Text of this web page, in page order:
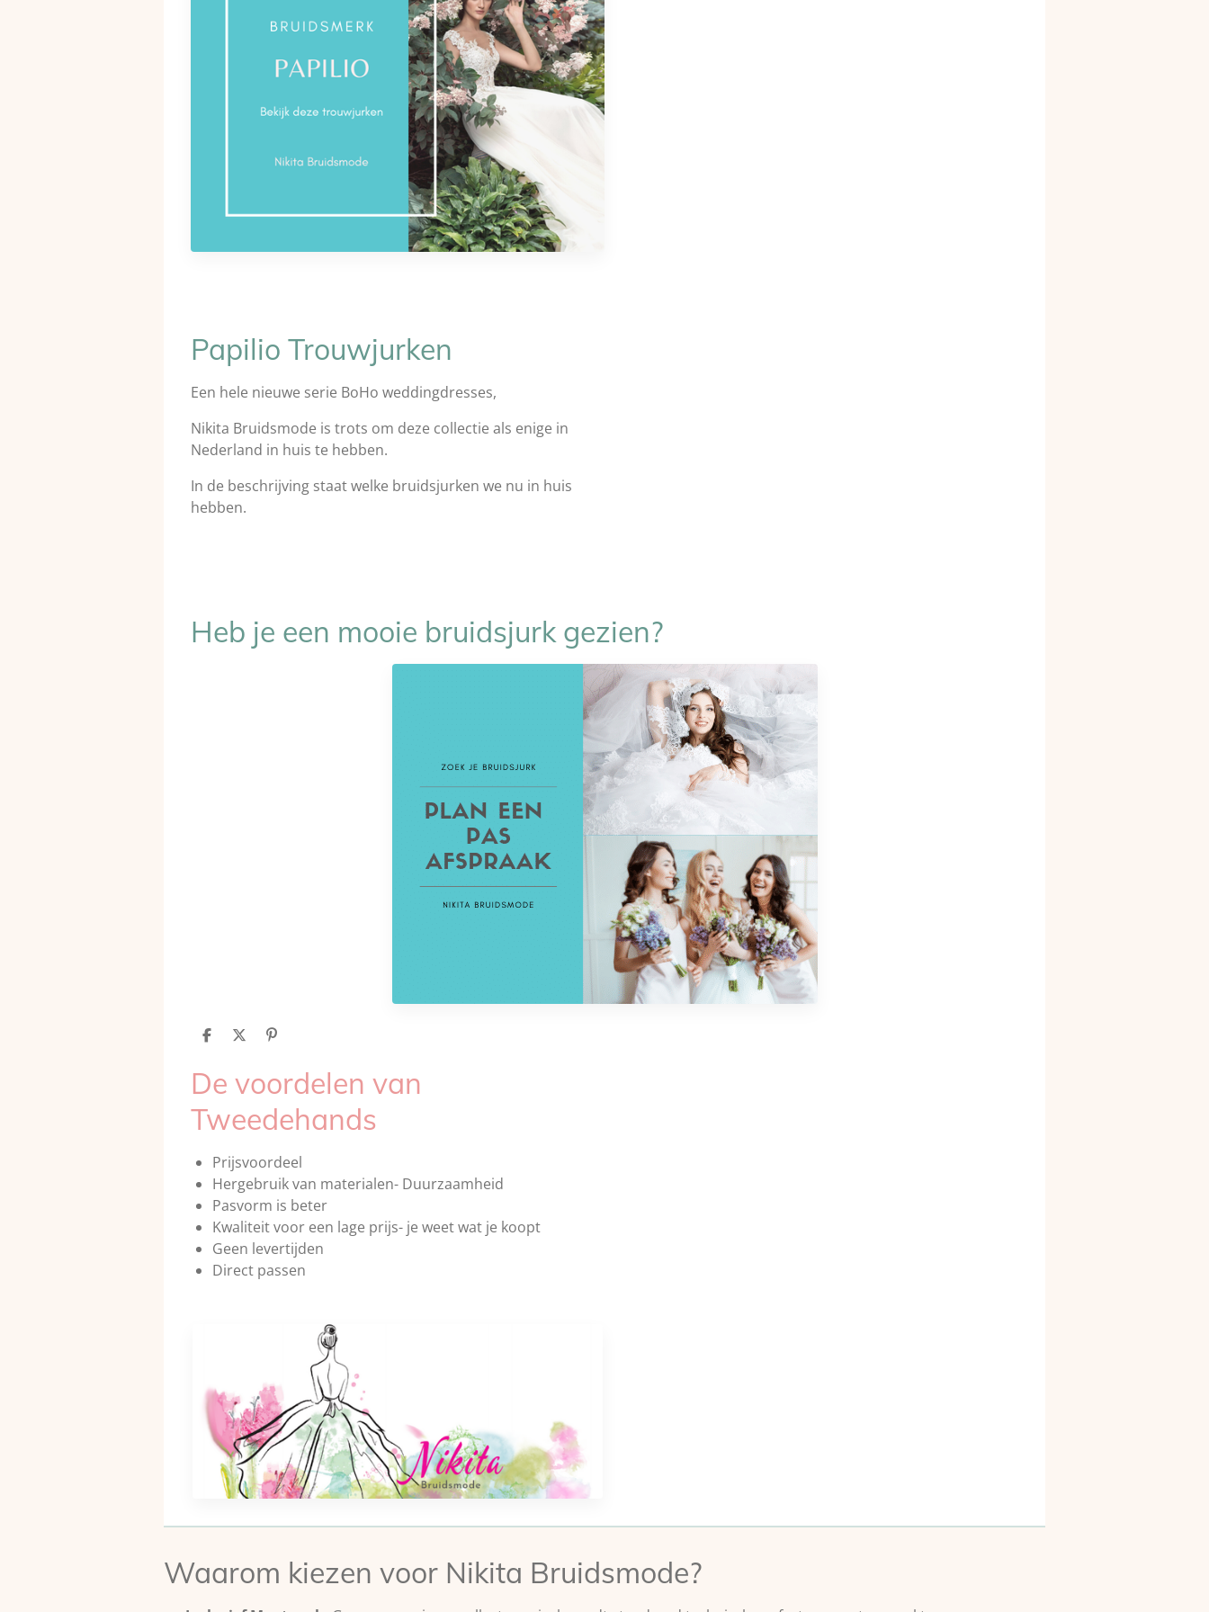
Papilio Trouwjurken
Een hele nieuwe serie BoHo weddingdresses,
Nikita Bruidsmode is trots om deze collectie als enige in
Nederland in huis te hebben.
In de beschrijving staat welke bruidsjurken we nu in huis
hebben.
Heb je een mooie bruidsjurk gezien?
D
e
n
D
l
P
n
e
n
De voordelen van
Tweedehands
Prijsvoordeel
Hergebruik van materialen- Duurzaamheid
Pasvorm is beter
Kwaliteit voor een lage prijs- je weet wat je koopt
Geen levertijden
Direct passen
Waarom kiezen voor Nikita Bruidsmode?